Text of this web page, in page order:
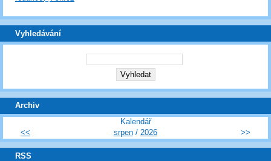
Vyhledávání
Archiv
Kalendář
<<
srpen/ 2026 >>
RSS